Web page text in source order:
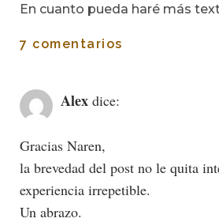
En cuanto pueda haré más
7 comentarios
Alex dice:
Gracias Naren,
la brevedad del post no le quita
experiencia irrepetible.
Un abrazo.